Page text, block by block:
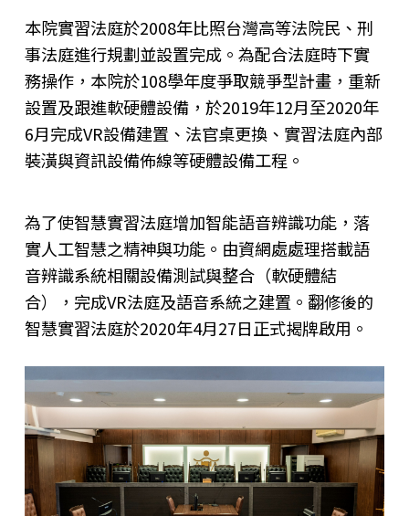
本院實習法庭於2008年比照台灣高等法院民、刑
事法庭進行規劃並設置完成。為配合法庭時下實
務操作，本院於108學年度爭取競爭型計畫，重新
設置及跟進軟硬體設備，於2019年12月至2020年
6月完成VR設備建置、法官桌更換、實習法庭內部
裝潢與資訊設備佈線等硬體設備工程。
為了使智慧實習法庭增加智能語音辨識功能，落
實人工智慧之精神與功能。由資網處處理搭載語
音辨識系統相關設備測試與整合（軟硬體結
合），完成VR法庭及語音系統之建置。 翻修後的
智慧實習法庭於2020年4月27日正式揭牌啟用。